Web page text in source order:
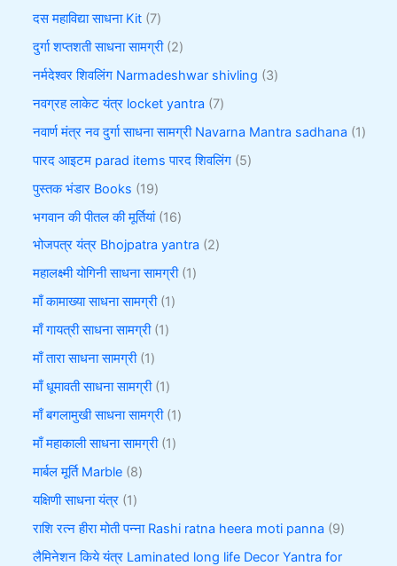
दस महाविद्या साधना Kit 7
दुर्गा शप्तशती साधना सामग्री 2
नर्मदेश्वर शिवलिंग Narmadeshwar shivling 3
नवग्रह लाकेट यंत्र locket yantra 7
नवार्ण मंत्र नव दुर्गा साधना सामग्री Navarna Mantra sadhana 1
पारद आइटम parad items पारद शिवलिंग 5
पुस्तक भंडार Books 19
भगवान की पीतल की मूर्तियां 16
भोजपत्र यंत्र Bhojpatra yantra 2
महालक्ष्मी योगिनी साधना सामग्री 1
माँ कामाख्या साधना सामग्री 1
माँ गायत्री साधना सामग्री 1
माँ तारा साधना सामग्री 1
माँ धूमावती साधना सामग्री 1
माँ बगलामुखी साधना सामग्री 1
माँ महाकाली साधना सामग्री 1
मार्बल मूर्ति Marble 8
यक्षिणी साधना यंत्र 1
राशि रत्न हीरा मोती पन्ना Rashi ratna heera moti panna 9
लैमिनेशन किये यंत्र Laminated long life Decor Yantra for